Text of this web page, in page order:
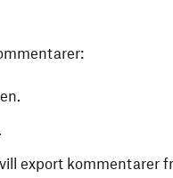
export kommentarer